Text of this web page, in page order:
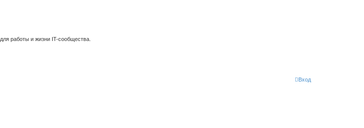
работы и жизни IT-сообщества.
Вход